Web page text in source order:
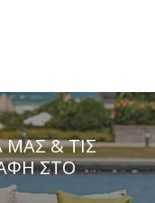
ΜΑΣ & ΤΙΣ
ΣΤΟ